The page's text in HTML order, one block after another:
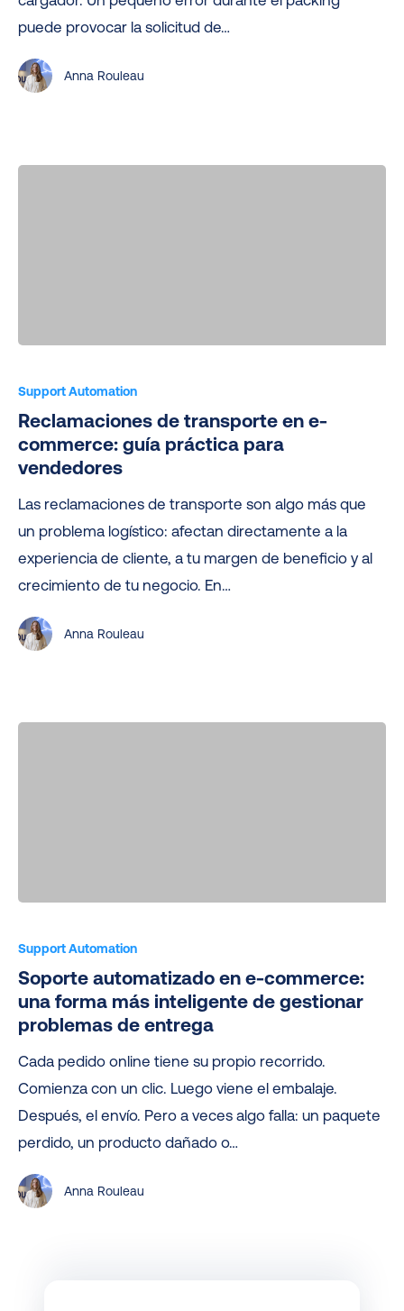
cómo
evitarlas
puede provocar la solicitud de…
Anna Rouleau
de
transporte
en
e-
Support Automation
Reclamaciones de transporte en e-
commerce: guía práctica para
vendedores
Las reclamaciones de transporte son algo más que
un problema logístico: afectan directamente a la
experiencia de cliente, a tu margen de beneficio y al
crecimiento de tu negocio. En…
Anna Rouleau
automatizado
en
e-
commerce:
gestionar
problemas
Support Automation
Soporte automatizado en e-commerce:
una forma más inteligente de gestionar
problemas de entrega
Cada pedido online tiene su propio recorrido.
Comienza con un clic. Luego viene el embalaje.
Después, el envío. Pero a veces algo falla: un paquete
perdido, un producto dañado o…
Anna Rouleau